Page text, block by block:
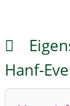
Hanf-